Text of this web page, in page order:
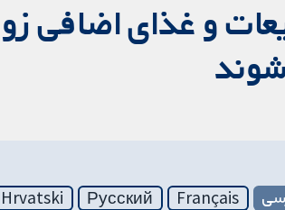
و غذای اضافی
Français
Русский
Hrvatski